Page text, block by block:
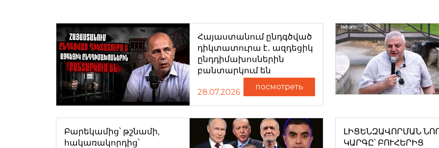
Հայաստանում ընդգծված
դիկտատուրա է․ ազդեցիկ
ընդդիմախոսներին
բանտարկում են
28.07.2026
посмотреть
Բարեկամից՝ թշնամի,
հակառակորդից՝
ԼԻՑԵՆԶԱՎՈՐՄԱՆ
ԿԱՐԳԸ՝ ԲՈՒՀԵՐԻՑ